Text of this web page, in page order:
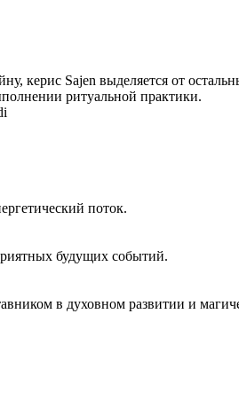
керис Sajen выделяется от
ритуальной практики.
поток.
будущих событий.
в духовном развитии и